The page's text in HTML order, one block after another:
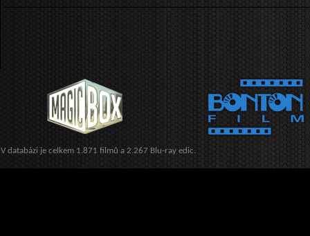
V databázi je celkem 1.871 filmů a 2.267 Blu-ray edic.